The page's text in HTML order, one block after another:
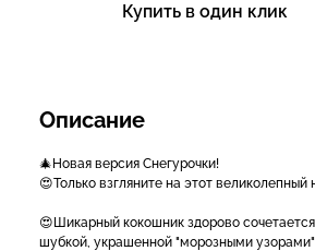
Купить в один клик
Описание
🎄Новая версия Снегурочки!
😍Только взгляните на этот великолепный
😍Шикарный кокошник здорово
шубкой, украшенной "морозными узорами"